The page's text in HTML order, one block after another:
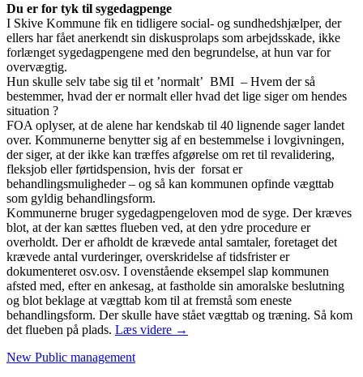
Du er for tyk til sygedagpenge
I Skive Kommune fik en tidligere social- og sundhedshjælper, der
ellers har fået anerkendt sin diskusprolaps som arbejdsskade, ikke
forlænget sygedagpengene med den begrundelse, at hun var for
overvægtig.
Hun skulle selv tabe sig til et ’normalt’ BMI – Hvem der så
bestemmer, hvad der er normalt eller hvad det lige siger om hendes
situation ?
FOA oplyser, at de alene har kendskab til 40 lignende sager landet
over. Kommunerne benytter sig af en bestemmelse i lovgivningen,
der siger, at der ikke kan træffes afgørelse om ret til revalidering,
fleksjob eller førtidspension, hvis der forsat er
behandlingsmuligheder – og så kan kommunen opfinde vægttab
som gyldig behandlingsform.
Kommunerne bruger sygedagpengeloven mod de syge. Der kræves
blot, at der kan sættes flueben ved, at den ydre procedure er
overholdt. Der er afholdt de krævede antal samtaler, foretaget det
krævede antal vurderinger, overskridelse af tidsfrister er
dokumenteret osv.osv. I ovenstående eksempel slap kommunen
afsted med, efter en ankesag, at fastholde sin amoralske beslutning
og blot beklage at vægttab kom til at fremstå som eneste
behandlingsform. Der skulle have stået vægttab og træning. Så kom
det flueben på plads. Læs videre Flueben
→
New Public management